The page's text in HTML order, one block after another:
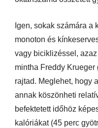
Igen, sokak számára a
monoton és
vagy biciklizéssel,
mintha Freddy
rajtad. Meglehet, hogy
annak köszönheti
befektetett időhöz
kalóriákat (45 perc